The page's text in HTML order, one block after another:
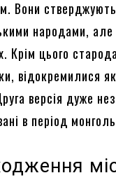
Вони
народами,
Крім цього
відокремилися
версія дуже
в період